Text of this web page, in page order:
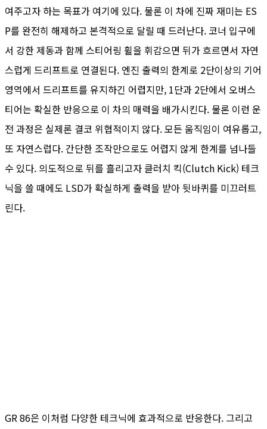
여주고자 하는 목표가 여기에 있다. 물론 이 차에 진짜 재미는 ES
P를 완전히 해제하고 본격적으로 달릴 때 드러난다. 코너 입구에
서 강한 제동과 함께 스티어링 휠을 휘감으면 뒤가 흐르면서 자연
스럽게 드리프트로 연결된다. 엔진 출력의 한계로 2단이상의 기어
영역에서 드리프트를 유지하긴 어렵지만, 1단과 2단에서 오버스
티어는 확실한 반응으로 이 차의 매력을 배가시킨다. 물론 이런 운
전 과정은 실제론 결코 위협적이지 않다. 모든 움직임이 여유롭고,
또 자연스럽다. 간단한 조작만으로도 어렵지 않게 한계를 넘나들
수 있다. 의도적으로 뒤를 흘리고자 클러치 킥(Clutch Kick) 테크
닉을 쓸 때에도 LSD가 확실하게 출력을 받아 뒷바퀴를 미끄러트
린다.
GR 86은 이처럼 다양한 테크닉에 효과적으로 반응한다. 그리고